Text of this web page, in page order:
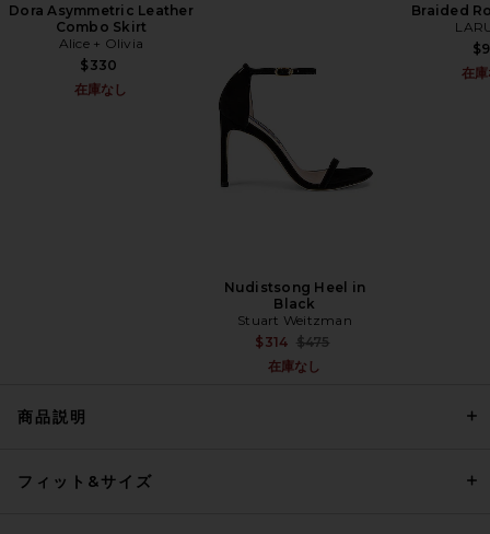
Citizens of Humanity Darya
Corset Top in Black
Citizens of Humanity
$90
in Baby Pink
Dora Asymmetric Leather
Combo Skirt
Alice + Olivia
$330
在庫なし
Nudistsong Heel in
Black
Stuart Weitzman
$314 Previous price:
$475
在庫なし
Braided
在
商品説明
フィット&サイズ